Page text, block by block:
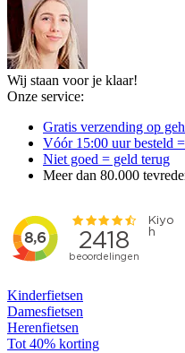
Wij staan voor je klaar!
Onze service:
Gratis verzending op
Vóór 15:00 uur besteld
Niet goed = geld terug
Meer dan 80.000
Kinderfietsen
Damesfietsen
Herenfietsen
Tot 40% korting